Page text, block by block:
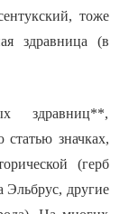
тоже
здравница (в
здравниц**,
значках,
(герб
Эльбрус, другие